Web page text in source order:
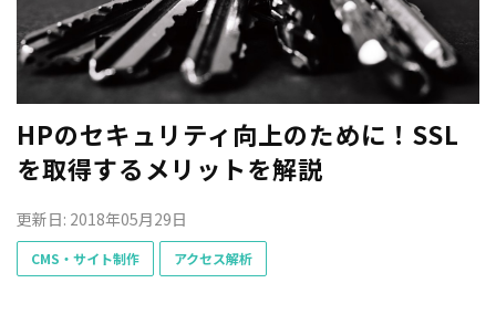
HPのセキュリティ向上のために！SSL
を取得するメリットを解説
更新日: 2018年05月29日
CMS・サイト制作 アクセス解析